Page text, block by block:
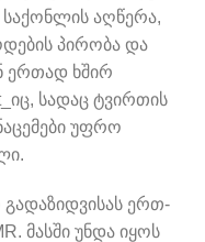
საქონლის აღწერა,
პირობა და
ერთად ხშირ
სადაც ტვირთის
უფრო
ერთ-
მასში უნდა იყოს